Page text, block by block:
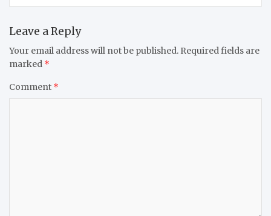
Leave a Reply
Your email address will not be published. Required fields are
marked *
Comment *